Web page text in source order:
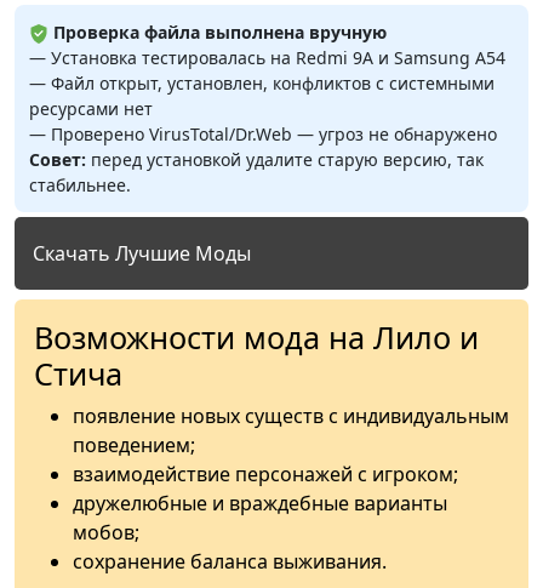
Проверка файла выполнена вручную
— Установка тестировалась на Redmi 9A и Samsung A54
— Файл открыт, установлен, конфликтов с системными
ресурсами нет
— Проверено VirusTotal/Dr.Web — угроз не обнаружено
Совет: перед установкой удалите старую версию, так
стабильнее.
Скачать Лучшие Моды
Возможности мода на Лило и
Стича
появление новых существ с индивидуальным
поведением;
взаимодействие персонажей с игроком;
дружелюбные и враждебные варианты
мобов;
сохранение баланса выживания.